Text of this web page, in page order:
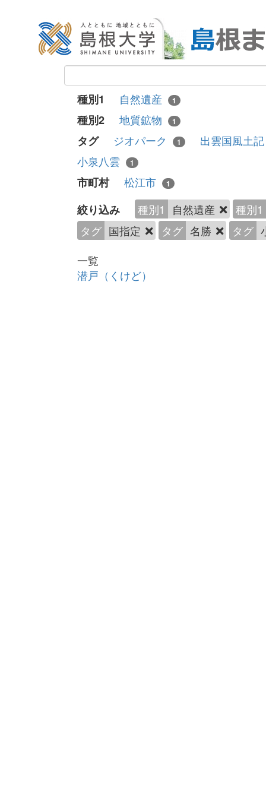
種別1 自然遺産 1
種別2 地質鉱物 1
タグ ジオパーク 1
出雲国風土
小泉八雲
1
市町村 松江市 1
絞り込み 種別1 自然遺産
種別1
タグ 国指定 タグ 名勝 タグ
一覧
潜戸（くけど）